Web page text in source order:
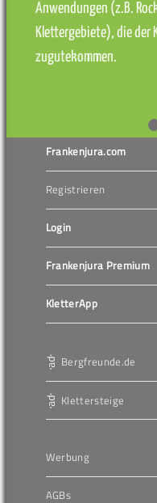
Anwendungen (z.B.
Klettergebiete), die der
zugutekommen.
Frankenjura.com
Registrieren
Login
Frankenjura Premium
KletterApp
Bergfreunde.de
Klettersteige
Werbung
AGBs